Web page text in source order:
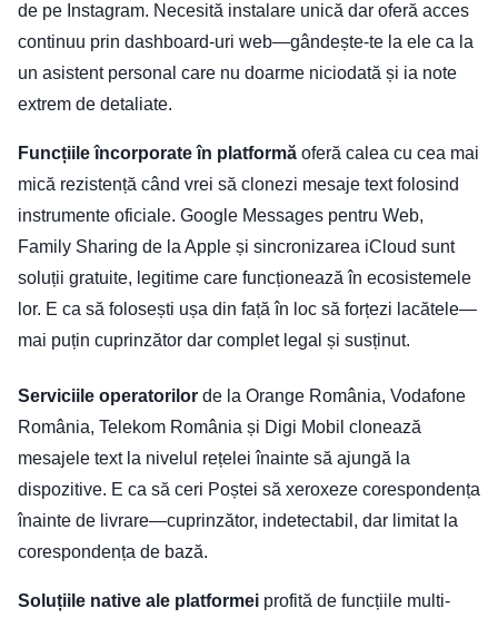
de pe Instagram. Necesită instalare unică dar oferă acces
continuu prin dashboard-uri web—gândește-te la ele ca la
un asistent personal care nu doarme niciodată și ia note
extrem de detaliate.
Funcțiile încorporate în platformă oferă calea cu cea mai
mică rezistență când vrei să clonezi mesaje text folosind
instrumente oficiale. Google Messages pentru Web,
Family Sharing de la Apple și sincronizarea iCloud sunt
soluții gratuite, legitime care funcționează în ecosistemele
lor. E ca să folosești ușa din față în loc să forțezi lacătele—
mai puțin cuprinzător dar complet legal și susținut.
Serviciile operatorilor de la Orange România, Vodafone
România, Telekom România și Digi Mobil clonează
mesajele text la nivelul rețelei înainte să ajungă la
dispozitive. E ca să ceri Poștei să xeroxeze corespondența
înainte de livrare—cuprinzător, indetectabil, dar limitat la
corespondența de bază.
Soluțiile native ale platformei profită de funcțiile multi-